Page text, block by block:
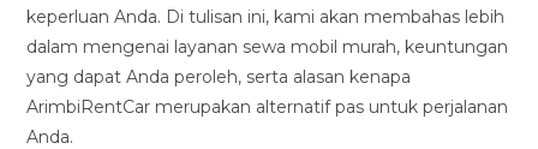
keperluan Anda. Di tulisan ini, kami akan membahas lebih
dalam mengenai layanan sewa mobil murah, keuntungan
yang dapat Anda peroleh, serta alasan kenapa
ArimbiRentCar merupakan alternatif pas untuk perjalanan
Anda.